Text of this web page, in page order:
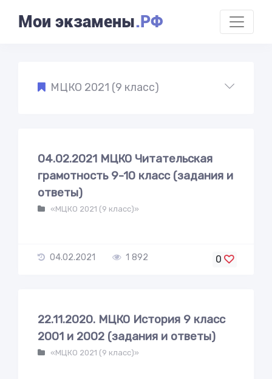
Мои экзамены.РФ
МЦКО 2021 (9 класс)
04.02.2021 МЦКО Читательская
грамотность 9-10 класс (задания и
ответы)
«МЦКО 2021 (9 класс)»
04.02.2021 1 892 0
22.11.2020. МЦКО История 9 класс
2001 и 2002 (задания и ответы)
«МЦКО 2021 (9 класс)»